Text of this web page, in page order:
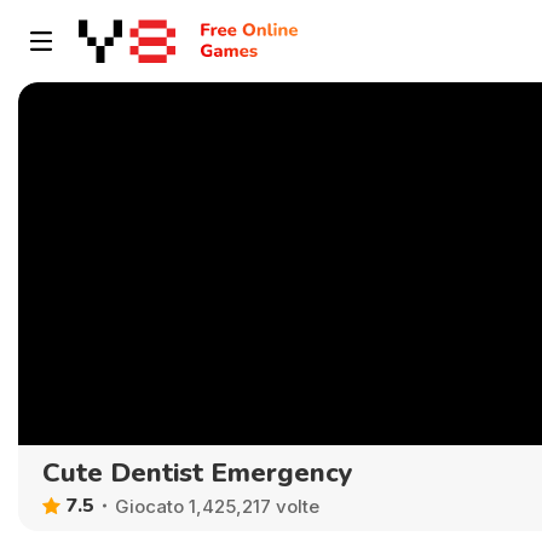
Cute Dentist Emergency
7.5 Giocato 1,425,217 volte